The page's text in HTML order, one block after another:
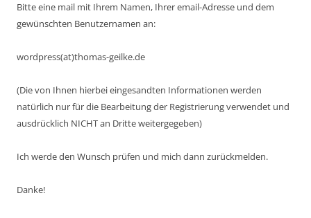
Bitte eine mail mit Ihrem Namen, Ihrer email-Adresse und dem
gewünschten Benutzernamen an:
wordpress(at)thomas-geilke.de
(Die von Ihnen hierbei eingesandten Informationen werden
natürlich nur für die Bearbeitung der Registrierung verwendet und
ausdrücklich NICHT an Dritte weitergegeben)
Ich werde den Wunsch prüfen und mich dann zurückmelden.
Danke!